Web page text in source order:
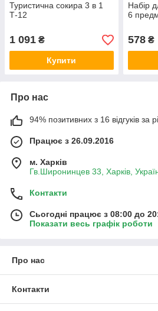
Туристична сокира 3 в 1
Т-12
1 091 ₴
Купити
Набір
6
578₴
Про нас
94% позитивних з 16 відгуків за
Працює з 26.09.2016
м. Харків
Гв.Широнинцев 33, Харків,
Контакти
Сьогодні працює з 08:00 до
Показати весь графік роботи
Про нас
Контакти